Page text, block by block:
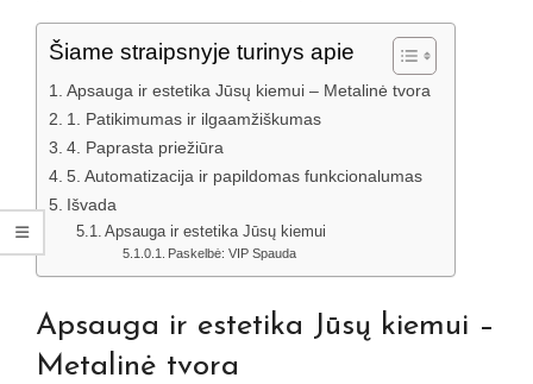
Šiame straipsnyje turinys apie
Apsauga ir estetika Jūsų kiemui – Metalinė tvora
1. Patikimumas ir ilgaamžiškumas
4. Paprasta priežiūra
5. Automatizacija ir papildomas funkcionalumas
Išvada
Apsauga ir estetika Jūsų kiemui
Paskelbė: VIP Spauda
Apsauga ir estetika Jūsų kiemui –
Metalinė tvora